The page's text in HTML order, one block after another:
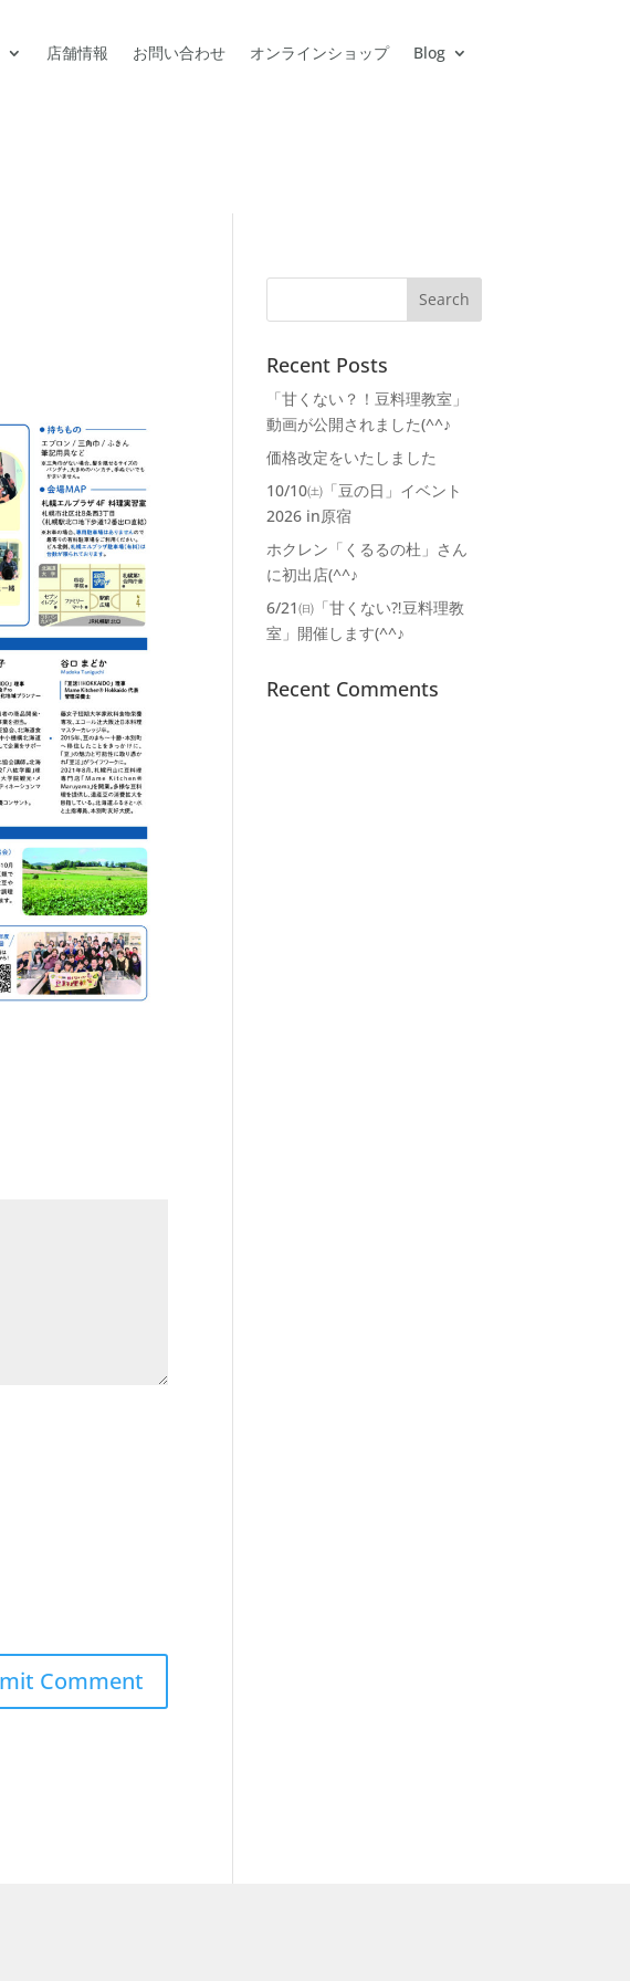
店舗情報 お問い合わせ オンラインショップ Blog
Recent Posts
「甘くない？！豆料理教室」
動画が公開されました(^^♪
価格改定をいたしました
10/10㈯「豆の日」イベント
2026 in原宿
ホクレン「くるるの杜」さん
に初出店(^^♪
6/21㈰「甘くない⁈豆料理教
室」開催します(^^♪
Recent Comments